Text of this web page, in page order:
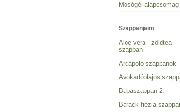
Mosógél alapcsomag
Szappanjaim
Aloe vera - zöldtea
szappan
Arcápoló szappanok
Avokadóolajos
Babaszappan 2.
Barack-frézia